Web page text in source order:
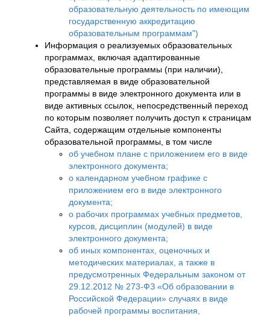
образовательную деятельность по имеющим
государственную аккредитацию
образовательным программам")
Информация о реализуемых образовательных
программах, включая адаптированные
образовательные программы (при наличии),
представляемая в виде образовательной
программы в виде электронного документа или в
виде активных ссылок, непосредственный переход
по которым позволяет получить доступ к страницам
Сайта, содержащим отдельные компоненты
образовательной программы, в том числе
об учебном плане с приложением его в виде
электронного документа;
о календарном учебном графике с
приложением его в виде электронного
документа;
о рабочих программах учебных предметов,
курсов, дисциплин (модулей) в виде
электронного документа;
об иных компонентах, оценочных и
методических материалах, а также в
предусмотренных Федеральным законом от
29.12.2012 № 273-ФЗ «Об образовании в
Российской Федерации» случаях в виде
рабочей программы воспитания,